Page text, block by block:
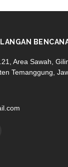
Area Sawah,
Temanggung,